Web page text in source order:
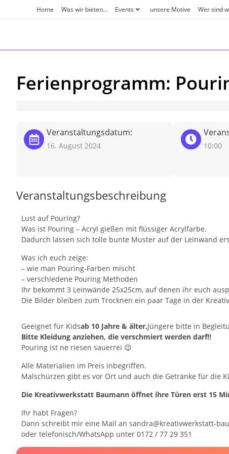
Home Was wir bieten… Events unsere Motive Wer sind
Ferienprogramm:
Veranstaltungsdatum:
16. August 2024 10:00
Veranstaltungsbeschreibung
Lust auf Pouring?
Was ist Pouring – Acryl gießen mit flüssiger Acrylfarbe.
Dadurch lassen sich tolle bunte Muster auf der Leinwand
Was ich euch zeige:
– wie man Pouring-Farben mischt
– verschiedene Pouring Methoden
Ihr bekommt 3 Leinwände 25x25cm, auf denen ihr euch
Die Bilder bleiben zum Trocknen ein paar Tage in der
Geeignet für Kidsab 10 Jahre & älter,Jüngere bitte in
Bitte Kleidung anziehen, die verschmiert werden darf!!
Pouring ist ne riesen sauerrei 😉
Alle Materialien im Preis inbegriffen.
Malschürzen gibt es vor Ort und auch die Getränke für die
Die Kreativwerkstatt Baumann öffnet ihre Türen erst 15
Ihr habt Fragen?
Dann schreibt mir eine Mail an sandra@kreativwerkstatt-
oder telefonisch/WhatsApp unter 0172 / 77 29 351